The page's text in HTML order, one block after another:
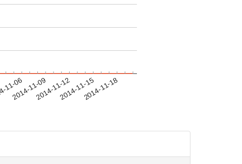
11-06
2014-11-092014-11-122014-11-152014-11-18